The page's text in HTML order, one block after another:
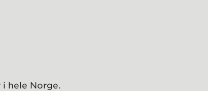
hele Norge.